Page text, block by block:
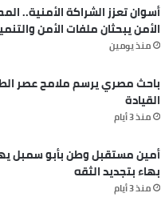
أسوان تعزز الشراكة الأمنية..
الأمن يبحثان ملفات الأمن
منذ يومين
باحث مصري يرسم ملامح عصر
القيادة
منذ 3 أيام
أمين مستقبل وطن بأبو سمبل
بهاء بتجديد الثقه
منذ 3 أيام